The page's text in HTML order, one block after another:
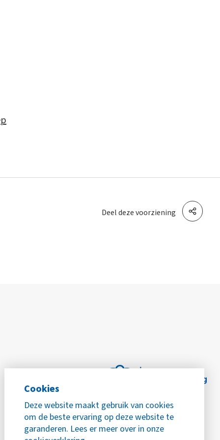
Cookies
Deze website maakt gebruik van cookies
om de beste ervaring op deze website te
garanderen. Lees er meer over in onze
Deel deze voorziening